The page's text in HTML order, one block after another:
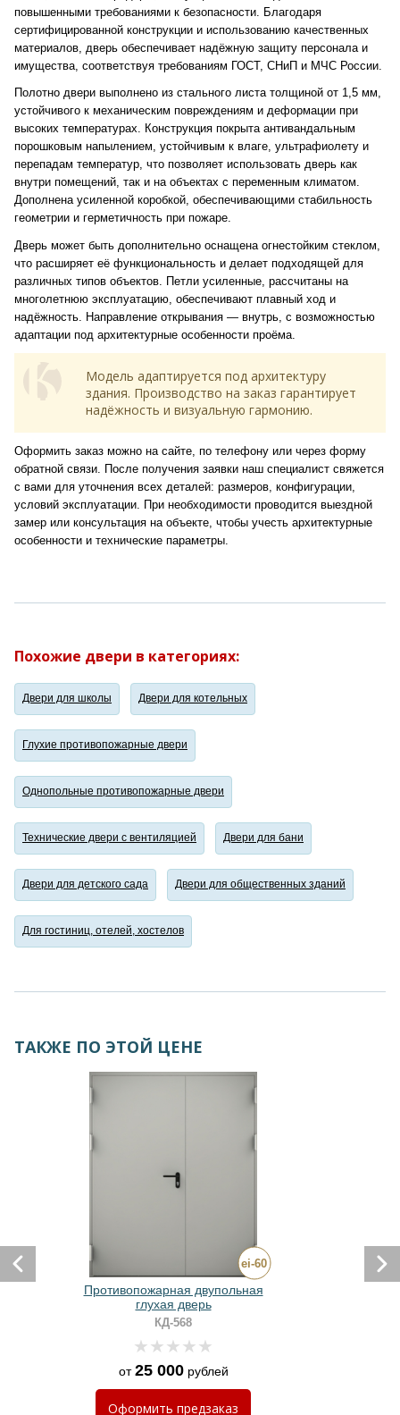
повышенными требованиями к безопасности. Благодаря
сертифицированной конструкции и использованию качественных
материалов, дверь обеспечивает надёжную защиту персонала и
имущества, соответствуя требованиям ГОСТ, СНиП и МЧС России.
Полотно двери выполнено из стального листа толщиной от 1,5 мм,
устойчивого к механическим повреждениям и деформации при
высоких температурах. Конструкция покрыта антивандальным
порошковым напылением, устойчивым к влаге, ультрафиолету и
перепадам температур, что позволяет использовать дверь как
внутри помещений, так и на объектах с переменным климатом.
Дополнена усиленной коробкой, обеспечивающими стабильность
геометрии и герметичность при пожаре.
Дверь может быть дополнительно оснащена огнестойким стеклом,
что расширяет её функциональность и делает подходящей для
различных типов объектов. Петли усиленные, рассчитаны на
многолетнюю эксплуатацию, обеспечивают плавный ход и
надёжность. Направление открывания — внутрь, с возможностью
адаптации под архитектурные особенности проёма.
Модель адаптируется под архитектуру
здания. Производство на заказ гарантирует
надёжность и визуальную гармонию.
Оформить заказ можно на сайте, по телефону или через форму
обратной связи. После получения заявки наш специалист свяжется
с вами для уточнения всех деталей: размеров, конфигурации,
условий эксплуатации. При необходимости проводится выездной
замер или консультация на объекте, чтобы учесть архитектурные
особенности и технические параметры.
Похожие двери в категориях:
Двери для школы Двери для котельных
Глухие противопожарные двери
Однопольные противопожарные двери
Технические двери с вентиляцией Двери для бани
Двери для детского сада Двери для общественных зданий
Для гостиниц, отелей, хостелов
ТАКЖЕ ПО ЭТОЙ ЦЕНЕ
Противопожарная двупольная
глухая дверь
КД-568
от25 000рублей
Оформить предзаказ